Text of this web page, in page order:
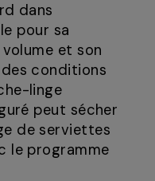
dans
pour sa
et son
conditions
linge
peut sécher
de serviettes
le programme